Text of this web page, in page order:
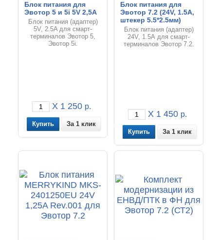
Блок питания для
Эвотор 5 и 5i 5V 2,5A
Блок питания (адаптер)
5V, 2.5A для смарт-
терминалов Эвотор 5,
Эвотор 5i.
X 1 250 р.
За 1 клик
Блок питания для
Эвотор 7.2 (24V, 1.5A,
штекер 5.5*2.5мм)
Блок питания (адаптер)
24V, 1.5A для смарт-
терминалов Эвотор 7.2.
X 1 450 р.
За 1 клик